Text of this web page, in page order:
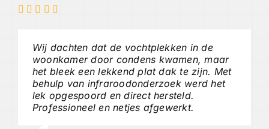
Wij dachten dat de vochtplekken in de
woonkamer door condens kwamen, maar
het bleek een lekkend plat dak te zijn. Met
behulp van infraroodonderzoek werd het
lek opgespoord en direct hersteld.
Professioneel en netjes afgewerkt.